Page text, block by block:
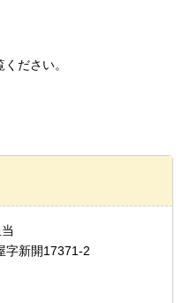
ださい。
字新開17371-2